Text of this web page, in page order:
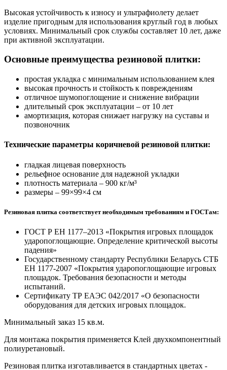
Высокая устойчивость к износу и ультрафиолету делает
изделие пригодным для использования круглый год в любых
условиях. Минимальный срок службы составляет 10 лет, даже
при активной эксплуатации.
Основные преимущества резиновой плитки:
простая укладка с минимальным использованием клея
высокая прочность и стойкость к повреждениям
отличное шумопоглощение и снижение вибрации
длительный срок эксплуатации – от 10 лет
амортизация, которая снижает нагрузку на суставы и
позвоночник
Технические параметры коричневой резиновой плитки:
гладкая лицевая поверхность
рельефное основание для надежной укладки
плотность материала – 900 кг/м³
размеры – 99×99×4 см
Резиновая плитка соответствует необходимым требованиям и ГОСТам:
ГОСТ Р ЕН 1177–2013 «Покрытия игровых площадок
ударопоглощающие. Определение критической высоты
падения»
Государственному стандарту Республики Беларусь СТБ
ЕН 1177-2007 «Покрытия ударопоглощающие игровых
площадок. Требования безопасности и методы
испытаний.
Сертификату ТР ЕАЭС 042/2017 «О безопасности
оборудования для детских игровых площадок.
Минимальный заказ 15 кв.м.
Для монтажа покрытия применяется Клей двухкомпонентный
полиуретановый.
Резиновая плитка изготавливается в стандартных цветах -